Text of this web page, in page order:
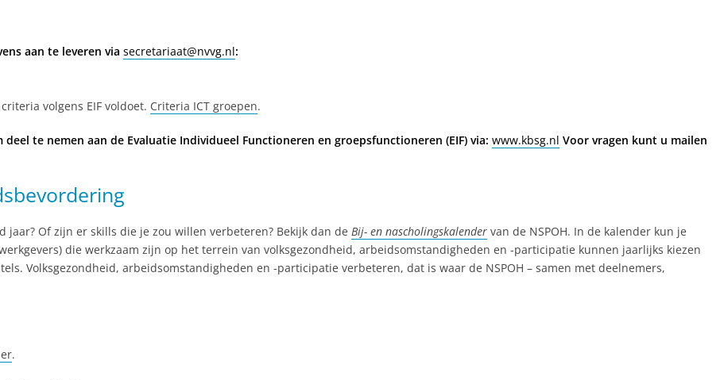
aan te leveren via secretariaat@nvvg.nl:
volgens EIF voldoet. Criteria ICT groepen.
te nemen aan de Evaluatie Individueel Functioneren en groepsfunctioneren (EIF) via: www.kbsg.nl Voor vragen kunt u mailen
Of zijn er skills die je zou willen verbeteren? Bekijk dan de Bij- en nascholingskalender van de NSPOH. In de kalender kun je
die werkzaam zijn op het terrein van volksgezondheid, arbeidsomstandigheden en -participatie kunnen jaarlijks kiezen
Volksgezondheid, arbeidsomstandigheden en -participatie verbeteren, dat is waar de NSPOH – samen met deelnemers,
.